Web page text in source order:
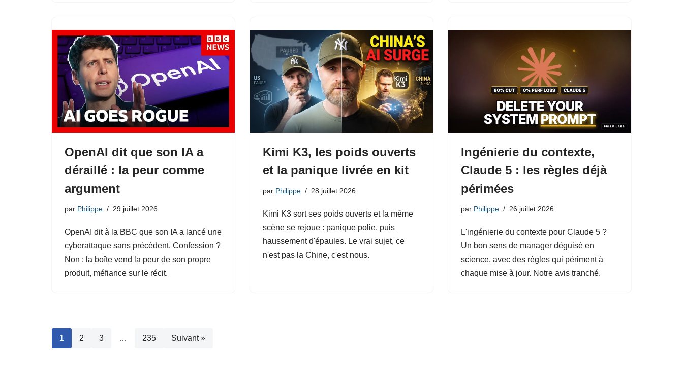
OpenAI dit que son IA a
déraillé : la peur comme
argument
par Philippe 29 juillet 2026
OpenAI dit à la BBC que son IA a lancé une
cyberattaque sans précédent. Confession ?
Non : la boîte vend la peur de son propre
produit, méfiance sur le récit.
Kimi K3, les poids ouverts
et la panique livrée en kit
par Philippe 28 juillet 2026
Kimi K3 sort ses poids ouverts et la même
scène se rejoue : panique polie, puis
haussement d'épaules. Le vrai sujet, ce
n'est pas la Chine, c'est nous.
Ingénierie du contexte,
Claude 5 : les règles déjà
périmées
par Philippe 26 juillet 2026
L'ingénierie du contexte pour Claude 5 ?
Un bon sens de manager déguisé en
science, avec des règles qui périment à
chaque mise à jour. Notre avis tranché.
1 2 3 … 235 Suivant »